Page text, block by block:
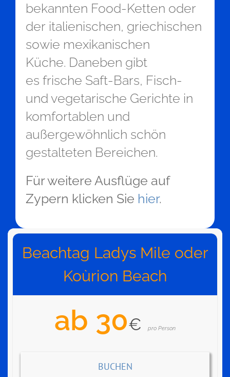
bekannten Food-Ketten oder
der italienischen, griechischen
sowie mexikanischen
Küche. Daneben gibt
es frische Saft-Bars, Fisch-
und vegetarische Gerichte in
komfortablen und
außergewöhnlich schön
gestalteten Bereichen.
Für weitere Ausflüge auf
Zypern klicken Sie hier.
Beachtag Ladys Mile oder
Koùrion Beach
ab 30€ pro Person
BUCHEN